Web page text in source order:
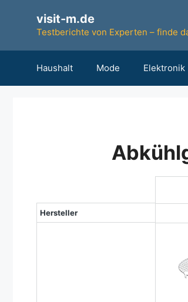
springen
visit-m.de
Testberichte von Experten – finde
Haushalt Mode Elektronik
Hersteller